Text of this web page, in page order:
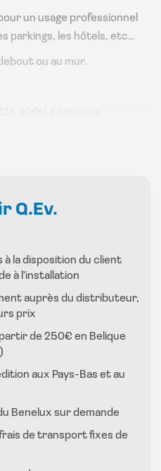
un usage professionnel
parkings, les hôtels, etc…
ou au mur.
LED avec écran
à bord de 30ma, compteur
intégrée.
que la version AC
sont équipés des
office
Q.Ev.
à la disposition du client
à l'installation
auprès du distributeur,
prix
de 250€ en Belique
aux Pays-Bas et au
Benelux sur demande
de transport fixes de